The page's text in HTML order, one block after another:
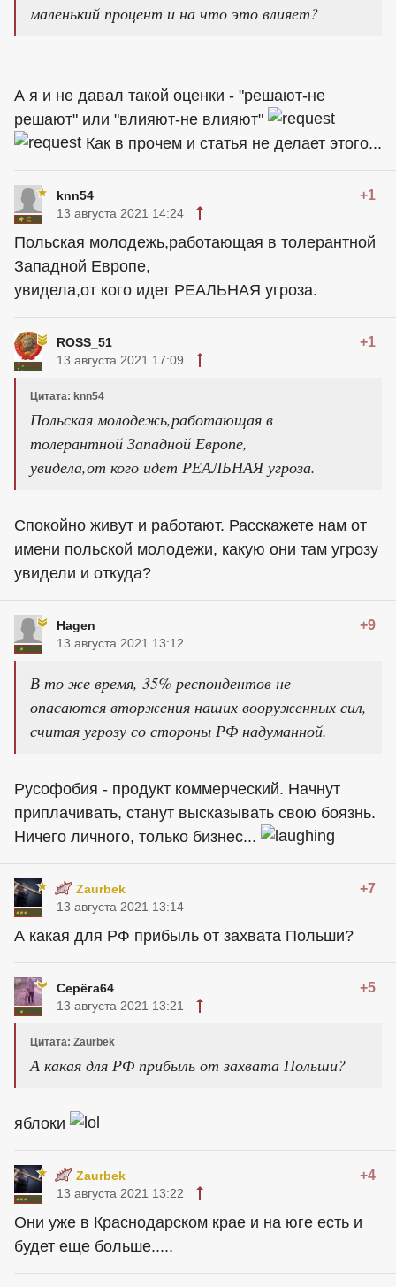
маленький процент и на что это влияет?
А я и не давал такой оценки - "решают-не
решают" или "влияют-не влияют"
Как в прочем и статья не делает этого...
knn54 +1
13 августа 2021 14:24
Польская молодежь,работающая в толерантной
Западной Европе,
увидела,от кого идет РЕАЛЬНАЯ угроза.
ROSS_51 +1
13 августа 2021 17:09
Цитата: knn54
Польская молодежь,работающая в
толерантной Западной Европе,
увидела,от кого идет РЕАЛЬНАЯ угроза.
Спокойно живут и работают. Расскажете нам от
имени польской молодежи, какую они там угрозу
увидели и откуда?
Hagen +9
13 августа 2021 13:12
В то же время, 35% респондентов не
опасаются вторжения наших вооруженных сил,
считая угрозу со стороны РФ надуманной.
Русофобия - продукт коммерческий. Начнут
приплачивать, станут высказывать свою боязнь.
Ничего личного, только бизнес...
Zaurbek +7
13 августа 2021 13:14
А какая для РФ прибыль от захвата Польши?
Серёга64 +5
13 августа 2021 13:21
Цитата: Zaurbek
А какая для РФ прибыль от захвата Польши?
яблоки
Zaurbek +4
13 августа 2021 13:22
Они уже в Краснодарском крае и на юге есть и
будет еще больше.....